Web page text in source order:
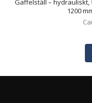
Gaffelställ – hydrauliskt,
1200